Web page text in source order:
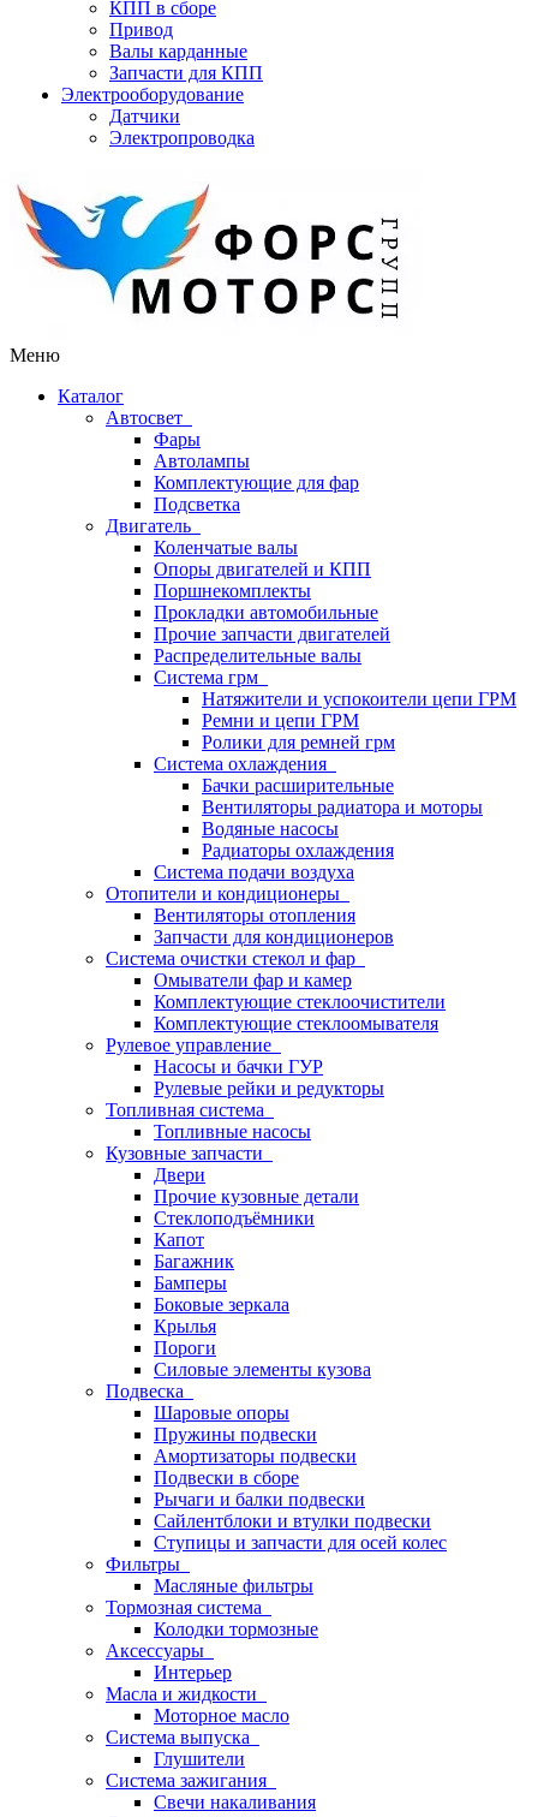
КПП в сборе
Привод
Валы карданные
Запчасти для КПП
Электрооборудование
Датчики
Электропроводка
Меню
Каталог
Автосвет
Фары
Автолампы
Комплектующие для фар
Подсветка
Двигатель
Коленчатые валы
Опоры двигателей и КПП
Поршнекомплекты
Прокладки автомобильные
Прочие запчасти двигателей
Распределительные валы
Система грм
Натяжители и успокоители цепи ГРМ
Ремни и цепи ГРМ
Ролики для ремней грм
Система охлаждения
Бачки расширительные
Вентиляторы радиатора и моторы
Водяные насосы
Радиаторы охлаждения
Система подачи воздуха
Отопители и кондиционеры
Вентиляторы отопления
Запчасти для кондиционеров
Система очистки стекол и фар
Омыватели фар и камер
Комплектующие стеклоочистители
Комплектующие стеклоомывателя
Рулевое управление
Насосы и бачки ГУР
Рулевые рейки и редукторы
Топливная система
Топливные насосы
Кузовные запчасти
Двери
Прочие кузовные детали
Стеклоподъёмники
Капот
Багажник
Бамперы
Боковые зеркала
Крылья
Пороги
Силовые элементы кузова
Подвеска
Шаровые опоры
Пружины подвески
Амортизаторы подвески
Подвески в сборе
Рычаги и балки подвески
Сайлентблоки и втулки подвески
Ступицы и запчасти для осей колес
Фильтры
Масляные фильтры
Тормозная система
Колодки тормозные
Аксессуары
Интерьер
Масла и жидкости
Моторное масло
Система выпуска
Глушители
Система зажигания
Свечи накаливания